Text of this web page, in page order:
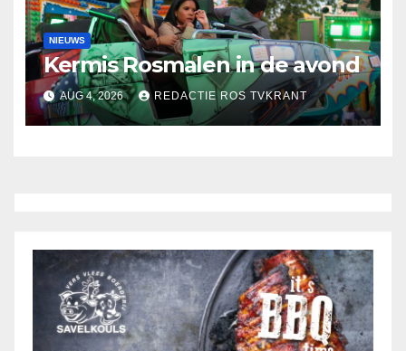
NIEUWS
Kermis Rosmalen in de avond
AUG 4, 2026 REDACTIE ROS TVKRANT